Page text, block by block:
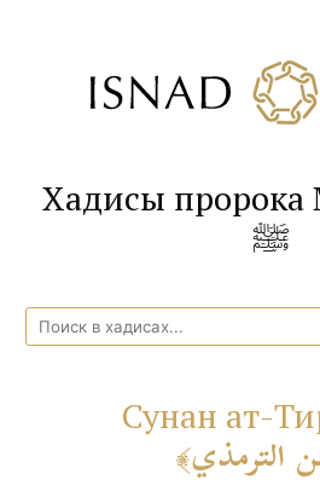
Хадисы
ﷺ
Сунан ат-
الترمذي